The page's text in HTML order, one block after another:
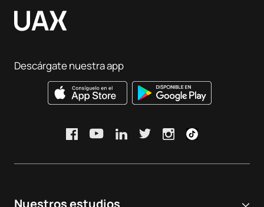
Nuestros estudios
Descárgate nuestra app